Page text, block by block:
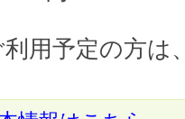
用予定の方は